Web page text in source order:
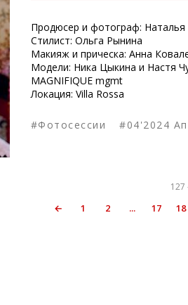
Продюсер и фотограф: Наталья
Стилист: Ольга Рынина
Макияж и прическа: Анна
Модели: Ника Цыкина и Настя
MAGNIFIQUE mgmt
Локация: Villa Rossa
#Фотосессии #04'2024
127
← 1 2 ... 17 18
Чайка